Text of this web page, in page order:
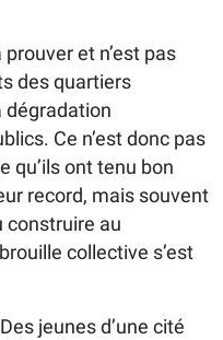
prouver et n’est pas
des quartiers
dégradation
Ce n’est donc pas
qu’ils ont tenu bon
record, mais souvent
construire au
collective s’est
jeunes d’une cité